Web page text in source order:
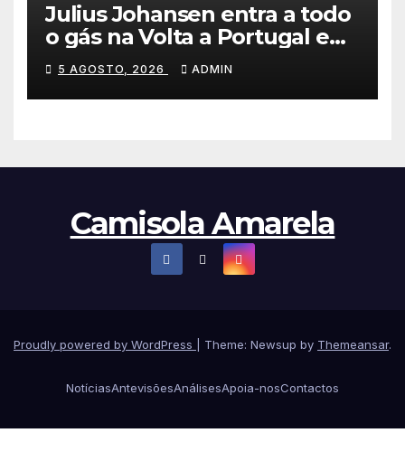
Julius Johansen entra a todo
o gás na Volta a Portugal e
lidera dobradinha da UAE
Team Emirates em Lisboa
5 AGOSTO, 2026 ADMIN
Camisola Amarela
Proudly powered by WordPress Theme: Newsup by Themeansar.
NotíciasAntevisõesAnálisesApoia-nosContactos